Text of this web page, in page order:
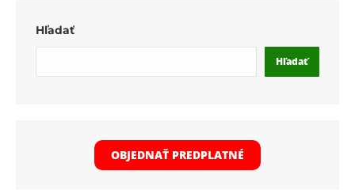
Hľadať
Hľadať
OBJEDNAŤ PREDPLATNÉ